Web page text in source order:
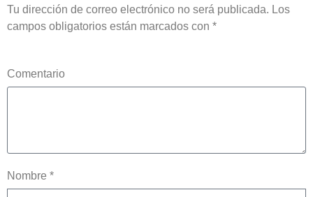
Tu dirección de correo electrónico no será publicada. Los
campos obligatorios están marcados con *
Comentario
Nombre *